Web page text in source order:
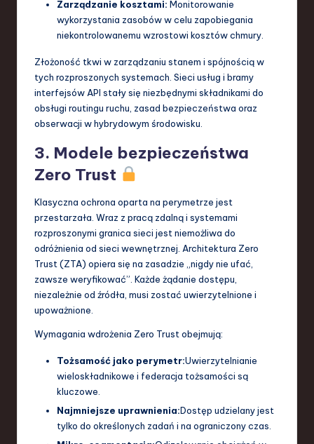
Zarządzanie kosztami: Monitorowanie
wykorzystania zasobów w celu zapobiegania
niekontrolowanemu wzrostowi kosztów chmury.
Złożoność tkwi w zarządzaniu stanem i spójnością w
tych rozproszonych systemach. Sieci usług i bramy
interfejsów API stały się niezbędnymi składnikami do
obsługi routingu ruchu, zasad bezpieczeństwa oraz
obserwacji w hybrydowym środowisku.
3. Modele bezpieczeństwa
Zero Trust
Klasyczna ochrona oparta na perymetrze jest
przestarzała. Wraz z pracą zdalną i systemami
rozproszonymi granica sieci jest niemożliwa do
odróżnienia od sieci wewnętrznej. Architektura Zero
Trust (ZTA) opiera się na zasadzie „nigdy nie ufać,
zawsze weryfikować”. Każde żądanie dostępu,
niezależnie od źródła, musi zostać uwierzytelnione i
upoważnione.
Wymagania wdrożenia Zero Trust obejmują:
Tożsamość jako perymetr:Uwierzytelnianie
wieloskładnikowe i federacja tożsamości są
kluczowe.
Najmniejsze uprawnienia:Dostęp udzielany jest
tylko do określonych zadań i na ograniczony czas.